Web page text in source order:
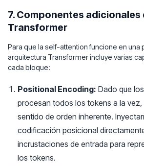
7. Componentes adicionales
Transformer
Para que la self-attention funcione en una
arquitectura Transformer incluye varias
cada bloque:
Positional Encoding: Dado que
procesan todos los tokens a la vez,
sentido de orden inherente.
codificación posicional
incrustaciones de entrada para
los tokens.